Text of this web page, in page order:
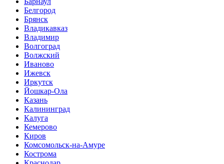
Белгород
Брянск
Владикавказ
Владимир
Волгоград
Волжский
Иваново
Ижевск
Иркутск
Йошкар-Ола
Казань
Калининград
Калуга
Кемерово
Киров
Комсомольск-на-Амуре
Кострома